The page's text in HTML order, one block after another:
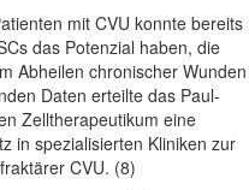
mit CVU konnte bereits
das Potenzial haben, die
Abheilen chronischer Wunden
Daten erteilte das Paul-
Zelltherapeutikum eine
in spezialisierten Kliniken zur
CVU. (8)